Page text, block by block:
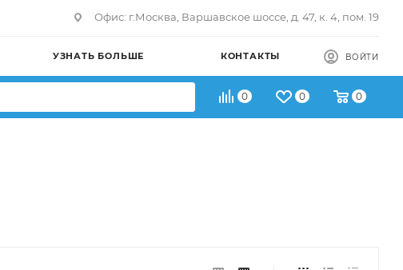
Офис: г.Москва, Варшавское шоссе, д. 47, к. 4, пом. 19
УЗНАТЬ БОЛЬШЕ КОНТАКТЫ ВОЙТИ
0 0 0